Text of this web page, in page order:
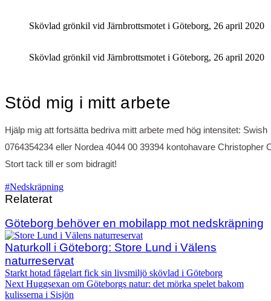
Skövlad grönkil vid Järnbrottsmotet i Göteborg, 26 april 2020
Skövlad grönkil vid Järnbrottsmotet i Göteborg, 26 april 2020
Stöd mig i mitt arbete
Hjälp mig att fortsätta bedriva mitt arbete med hög intensitet: Swish
0764354234 eller Nordea 4044 00 39394 kontohavare Christopher
Stort tack till er som bidragit!
#Nedskräpning
Relaterat
Göteborg behöver en mobilapp mot nedskräpning
Naturkoll i Göteborg: Store Lund i Välens
naturreservat
Post
navigation
Starkt hotad fågelart fick sin livsmiljö skövlad i Göteborg
Next Next
post:
Huggsexan om Göteborgs natur: det mörka spelet bakom
kulisserna i Sisjön